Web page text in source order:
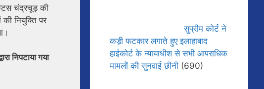
चंद्रचूड़ की
नियुक्ति पर
निपटाया गया
सुप्रीम कोर्ट ने
कड़ी फटकार लगाते हुए इलाहाबाद
हाईकोर्ट के न्यायाधीश से सभी आपराधिक
मामलों की सुनवाई छीनी (690)